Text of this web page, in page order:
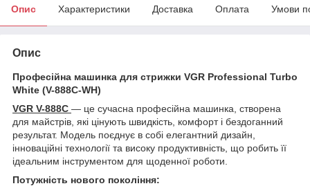
Опис Характеристики Доставка Оплата Умови
Опис
Професійна машинка для стрижки VGR Professional Turbo
White (V-888C-WH)
VGR V-888C — це сучасна професійна машинка, створена
для майстрів, які цінують швидкість, комфорт і бездоганний
результат. Модель поєднує в собі елегантний дизайн,
інноваційні технології та високу продуктивність, що робить її
ідеальним інструментом для щоденної роботи.
Потужність нового покоління: